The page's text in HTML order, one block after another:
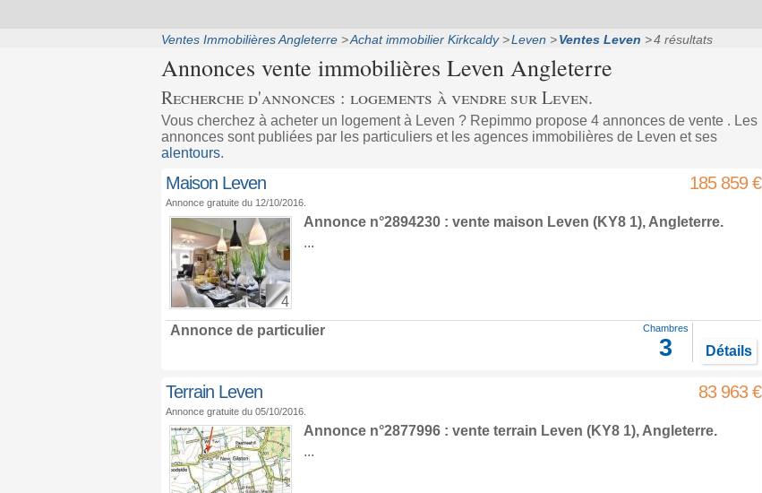
Ventes Immobilières Angleterre Achat immobilier Kirkcaldy Leven Ventes Leven 4 résultats
Annonces vente immobilières LevenAngleterre
Recherche d'annonces : logements à vendre sur Leven.
Vous cherchez à acheter un logement à Leven ? Repimmo propose 4 annonces de vente . Les
annonces sont publiées par les particuliers et les agences immobilières de Leven et ses
alentours.
Maison Leven 185 859 €
Annonce gratuite du 12/10/2016.
4
Annonce n°2894230 : vente maison Leven (KY8 1), Angleterre.
...
Annonce de particulier Chambres
3 Détails
Terrain Leven 83 963 €
Annonce gratuite du 05/10/2016.
Annonce n°2877996 : vente terrain Leven (KY8 1), Angleterre.
...